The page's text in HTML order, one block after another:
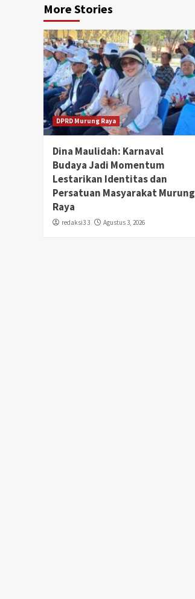
More Stories
DPRD Murung Raya
Dina Maulidah: Karnaval
Budaya Jadi Momentum
Lestarikan Identitas dan
Persatuan Masyarakat Murung
Raya
redaksi3 3 Agustus 3, 2026